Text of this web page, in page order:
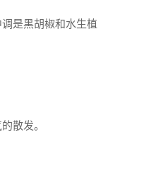
是黑胡椒和水生植
散发。